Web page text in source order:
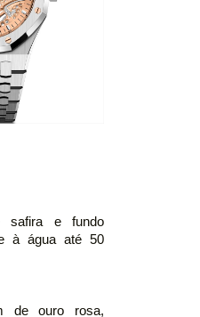
safira e fundo
à água até 50
de ouro rosa,